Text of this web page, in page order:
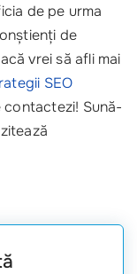
de pe urma
de
vrei să afli mai
SEO
contactezi! Sună-